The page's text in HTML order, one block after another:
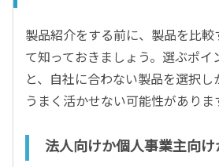
製品紹介をする前に、製品を比
て知っておきましょう。選ぶポイ
と、自社に合わない製品を選択し
うまく活かせない可能性がありま
法人向けか個人事業主向け